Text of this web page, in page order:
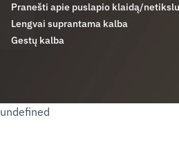
Pranešti apie puslapio klaidą/
Lengvai suprantama kalba
Gestų kalba
undefined